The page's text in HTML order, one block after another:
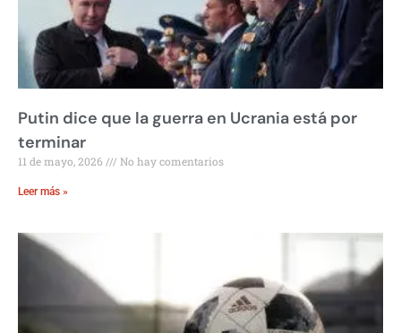
Putin dice que la guerra en Ucrania está por
terminar
11 de mayo, 2026 No hay comentarios
Leer más »